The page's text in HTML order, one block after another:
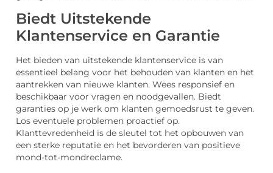
Biedt Uitstekende
Klantenservice en Garantie
Het bieden van uitstekende klantenservice is van
essentieel belang voor het behouden van klanten en het
aantrekken van nieuwe klanten. Wees responsief en
beschikbaar voor vragen en noodgevallen. Biedt
garanties op je werk om klanten gemoedsrust te geven.
Los eventuele problemen proactief op.
Klanttevredenheid is de sleutel tot het opbouwen van
een sterke reputatie en het bevorderen van positieve
mond-tot-mondreclame.